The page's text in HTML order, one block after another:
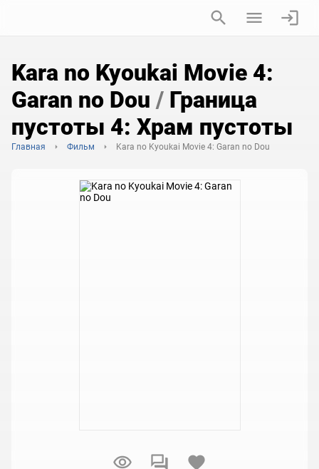
Kara no Kyoukai Movie 4:
Garan no Dou / Граница
пустоты 4: Храм пустоты
Главная Фильм Kara no Kyoukai Movie 4: Garan no Dou